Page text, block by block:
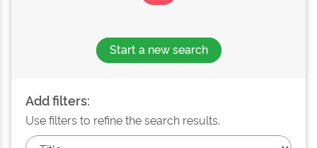
Start a new search
Add filters:
Use filters to refine the search results.